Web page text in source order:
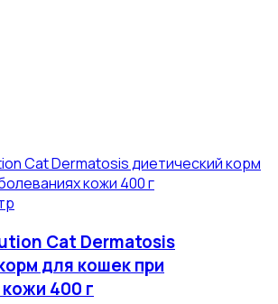
Cat Dermatosis
для кошек при
400 г